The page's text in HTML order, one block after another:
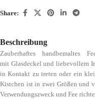
Share:
Beschreibung
Zauberhaftes handbemaltes
mit Glasdeckel und liebevollem
in Kontakt zu treten oder ein
Kistchen ist in zwei Größen und
Verwendungszweck und Fee